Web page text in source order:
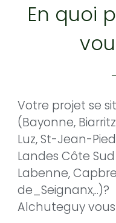
En quoi
Votre projet se
(Bayonne,
Luz, St-Jean-
Landes Côte
Labenne,
de_Seignanx,..)?
Alchuteguy